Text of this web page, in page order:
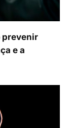
prevenir
e a